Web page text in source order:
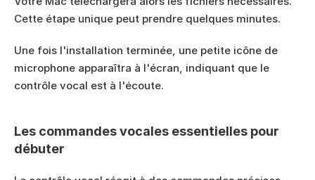
Cette étape unique peut prendre quelques minutes.
Une fois l'installation terminée, une petite icône de
microphone apparaîtra à l'écran, indiquant que le
contrôle vocal est à l'écoute.
Les commandes vocales essentielles pour
débuter